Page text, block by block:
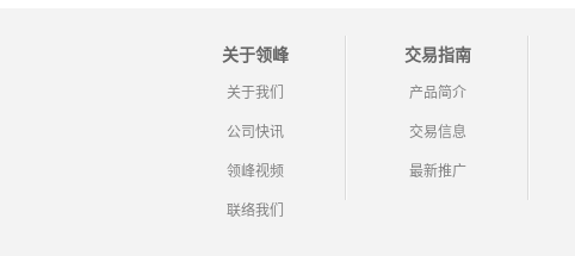
关于领峰
关于我们
公司快讯
领峰视频
联络我们
交易指南
产品简介
交易信息
最新推广